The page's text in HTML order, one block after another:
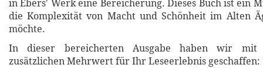
in Ebers' Werk eine Bereicherung. Dieses Buch ist ein
die Komplexität von Macht und Schönheit im Alten
möchte.
In dieser bereicherten Ausgabe haben wir mit
zusätzlichen Mehrwert für Ihr Leseerlebnis geschaffen: